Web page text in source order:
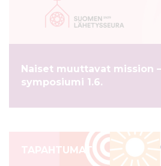
Naiset muuttavat mission
symposiumi 1.6.
TAPAHTUMAT